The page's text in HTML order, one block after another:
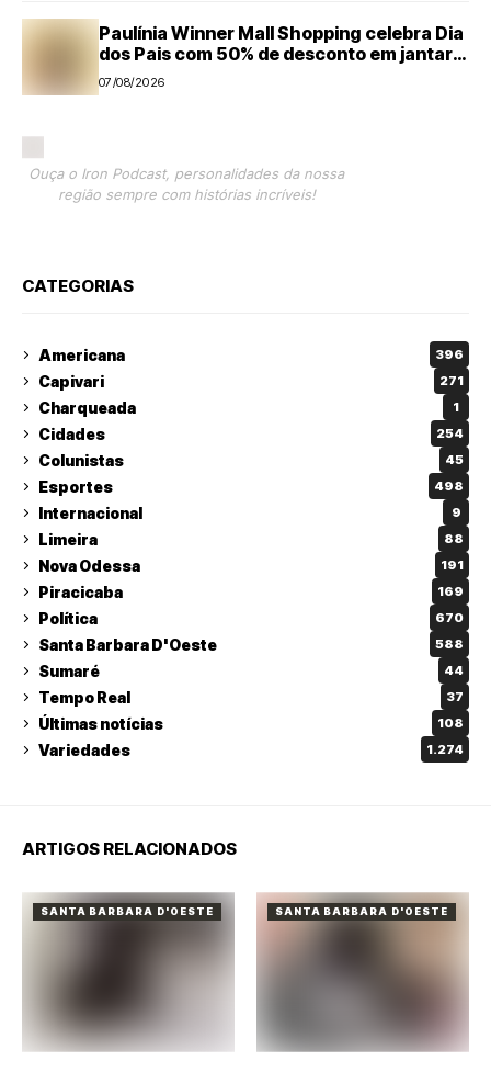
Paulínia Winner Mall Shopping celebra Dia
dos Pais com 50% de desconto em jantar
temático e encontro com super-heróis
07/08/2026
Ouça o Iron Podcast, personalidades da nossa
região sempre com histórias incríveis!
CATEGORIAS
Americana 396
Capivari 271
Charqueada 1
Cidades 254
Colunistas 45
Esportes 498
Internacional 9
Limeira 88
Nova Odessa 191
Piracicaba 169
Política 670
Santa Barbara D'Oeste 588
Sumaré 44
Tempo Real 37
Últimas notícias 108
Variedades 1.274
ARTIGOS RELACIONADOS
SANTA BARBARA D'OESTE SANTA BARBARA D'OESTE